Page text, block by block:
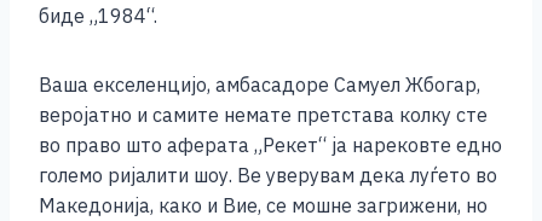
биде „1984“.
Ваша екселенцијо, амбасадоре Самуел Жбогар,
веројатно и самите немате претстава колку сте
во право што аферата „Рекет“ ја нарековте едно
големо ријалити шоу. Ве уверувам дека луѓето во
Македонија, како и Вие, се мошне загрижени, но